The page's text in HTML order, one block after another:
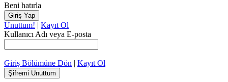
Beni hatırla
Unuttum! | Kayıt Ol
Kullanıcı Adı veya E-posta
Giriş Bölümüne Dön | Kayıt Ol